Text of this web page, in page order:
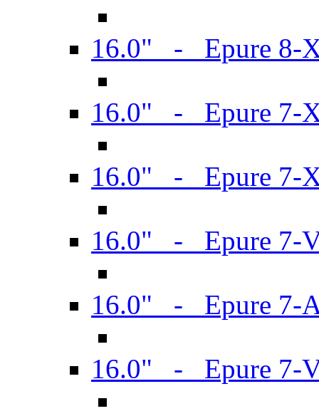
16.0" - Epure 8-
16.0" - Epure 7-
16.0" - Epure 7-
16.0" - Epure 7-
16.0" - Epure 7-
16.0" - Epure 7-